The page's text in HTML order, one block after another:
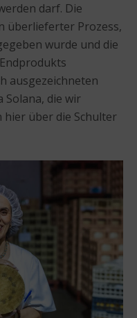
darf. Die
überlieferter Prozess,
wurde und die
ausgezeichneten
Solana, die wir
hier über die Schulter